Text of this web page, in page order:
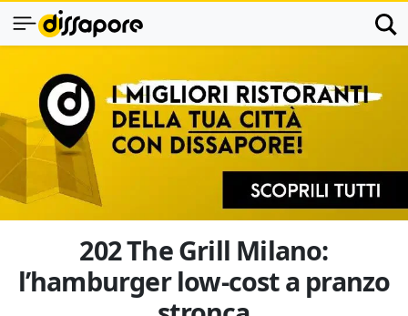
202 The Grill Milano:
l’hamburger low-cost a pranzo